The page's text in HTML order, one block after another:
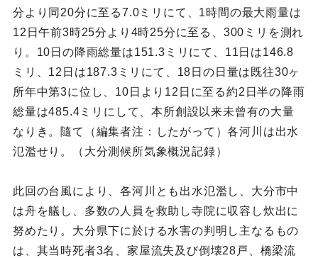
分より同20分に至る7.0ミリにて、1時間の最大雨量は
12日午前3時25分より4時25分に至る、300ミリを測れ
り。10日の降雨総量は151.3ミリにて、11日は146.8
ミリ、12日は187.3ミリにて、18日の日量は既往30ヶ
所年中第3に位し、10日より12日に至る約2日半の降雨
総量は485.4ミリにして、本所創設以来未曾有の大量
なりき。隨て（編集者注：したがって）各河川は出水
氾濫せり。（大分測候所気象概況記録）
此回の台風により、各河川とも出水氾濫し、大分市中
は舟を艤し、多数の人員を救助し寺院に収容し炊出に
努めたり。大分県下に於ける水害の判明し主なるもの
は、其当時死者3名、家屋流失及び倒壊28戸、橋梁流